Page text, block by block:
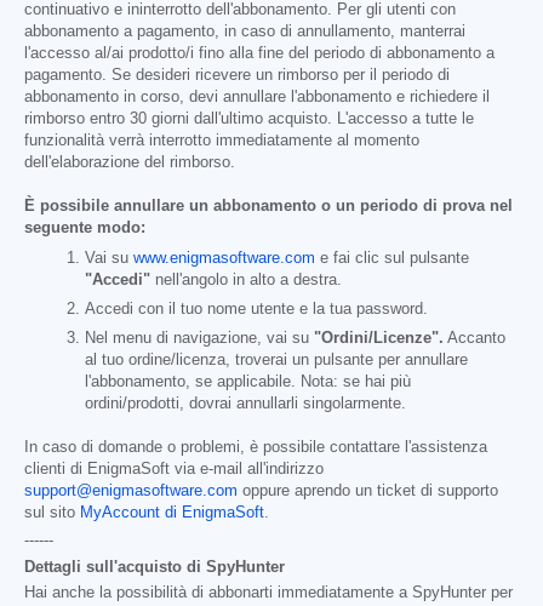
continuativo e ininterrotto dell'abbonamento. Per gli utenti con
abbonamento a pagamento, in caso di annullamento, manterrai
l'accesso al/ai prodotto/i fino alla fine del periodo di abbonamento a
pagamento. Se desideri ricevere un rimborso per il periodo di
abbonamento in corso, devi annullare l'abbonamento e richiedere il
rimborso entro 30 giorni dall'ultimo acquisto. L'accesso a tutte le
funzionalità verrà interrotto immediatamente al momento
dell'elaborazione del rimborso.
È possibile annullare un abbonamento o un periodo di prova nel
seguente modo:
Vai su www.enigmasoftware.com e fai clic sul pulsante
"Accedi" nell'angolo in alto a destra.
Accedi con il tuo nome utente e la tua password.
Nel menu di navigazione, vai su "Ordini/Licenze". Accanto
al tuo ordine/licenza, troverai un pulsante per annullare
l'abbonamento, se applicabile. Nota: se hai più
ordini/prodotti, dovrai annullarli singolarmente.
In caso di domande o problemi, è possibile contattare l'assistenza
clienti di EnigmaSoft via e-mail all'indirizzo
support@enigmasoftware.com oppure aprendo un ticket di supporto
sul sito MyAccount di EnigmaSoft.
------
Dettagli sull'acquisto di SpyHunter
Hai anche la possibilità di abbonarti immediatamente a SpyHunter per